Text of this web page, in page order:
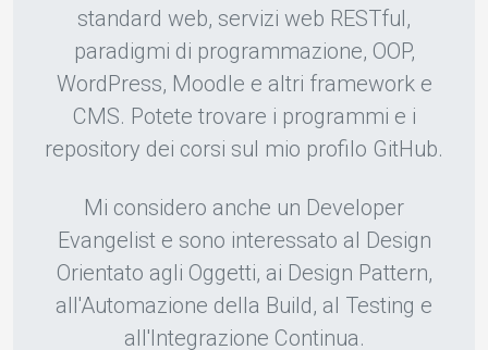
standard web, servizi web RESTful,
paradigmi di programmazione, OOP,
WordPress, Moodle e altri framework e
CMS. Potete trovare i programmi e i
repository dei corsi sul mio profilo GitHub.
Mi considero anche un Developer
Evangelist e sono interessato al Design
Orientato agli Oggetti, ai Design Pattern,
all'Automazione della Build, al Testing e
all'Integrazione Continua.